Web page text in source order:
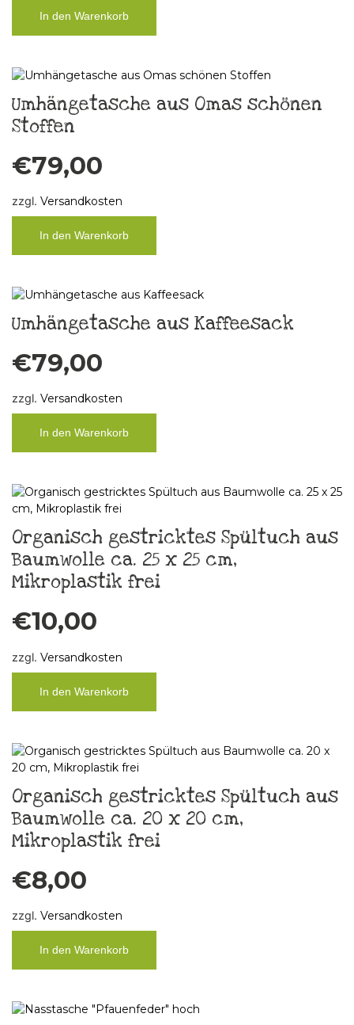
In den Warenkorb
Umhängetasche aus Omas schönen
Stoffen
€79,00
zzgl. Versandkosten
In den Warenkorb
Umhängetasche aus Kaffeesack
€79,00
zzgl. Versandkosten
In den Warenkorb
Organisch gestricktes Spültuch aus
Baumwolle ca. 25 x 25 cm,
Mikroplastik frei
€10,00
zzgl. Versandkosten
In den Warenkorb
Organisch gestricktes Spültuch aus
Baumwolle ca. 20 x 20 cm,
Mikroplastik frei
€8,00
zzgl. Versandkosten
In den Warenkorb